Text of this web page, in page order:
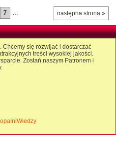
następna strona »
7
się rozwijać i dostarczać
treści wysokiej jakości.
Zostań naszym Patronem i